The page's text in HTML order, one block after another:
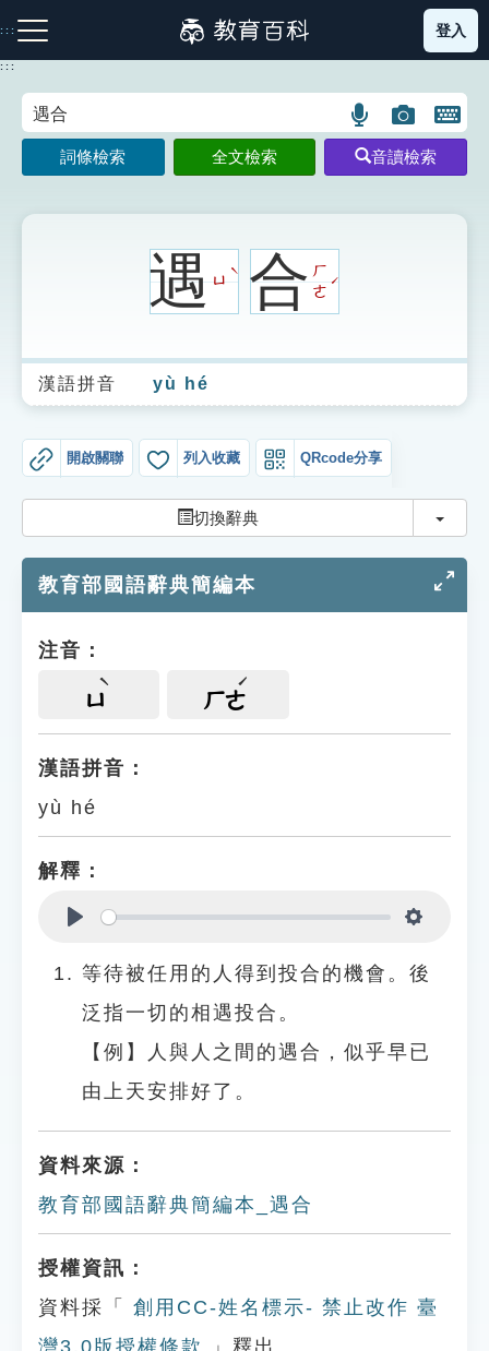
到
主
:::
注音索引圖示 筆畫索引圖示 部首索引表圖示
生字詞彙表
成語故事
索引選單
單字索引
遊戲專區
貓頭鷹博士
登入
:::
語
言
搜
圖
片
搜
開
鍵
圖
詞條檢索 全文檢索 音讀檢索
遇ㄩ
ˋ 合ㄏ
ㄜ
ˊ
漢語拼音 yù hé
開啟關聯 列入收藏 QRcode分享
切換辭典 切換
教育部國語辭典簡編本
注音：
ㄩ ㄏㄜ
漢語拼音：
yù hé
解釋：
等待被任用的人得到投合的機會。後
泛指一切的相遇投合。
【例】人與人之間的遇合，似乎早已
由上天安排好了。
資料來源：
教育部國語辭典簡編本_遇合
授權資訊：
資料採「
創用CC-姓名標示- 禁止改作 臺
灣3.0版授權條款
」釋出